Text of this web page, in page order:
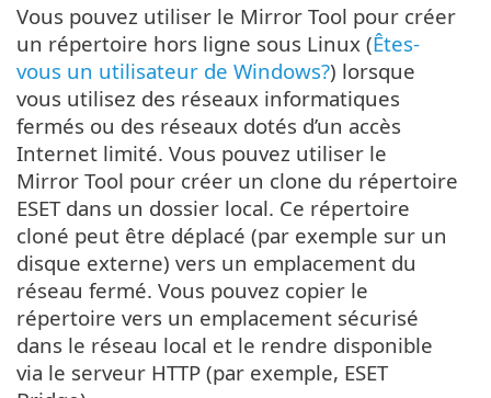
Vous pouvez utiliser le Mirror Tool pour créer
un répertoire hors ligne sous Linux (Êtes-
vous un utilisateur de Windows?) lorsque
vous utilisez des réseaux informatiques
fermés ou des réseaux dotés d’un accès
Internet limité. Vous pouvez utiliser le
Mirror Tool pour créer un clone du répertoire
ESET dans un dossier local. Ce répertoire
cloné peut être déplacé (par exemple sur un
disque externe) vers un emplacement du
réseau fermé. Vous pouvez copier le
répertoire vers un emplacement sécurisé
dans le réseau local et le rendre disponible
via le serveur HTTP (par exemple, ESET